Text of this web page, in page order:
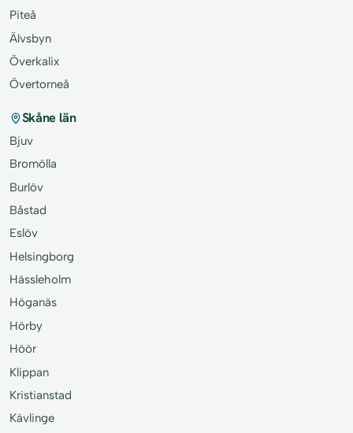
Piteå
Älvsbyn
Överkalix
Övertorneå
Skåne län
Bjuv
Bromölla
Burlöv
Båstad
Eslöv
Helsingborg
Hässleholm
Höganäs
Hörby
Höör
Klippan
Kristianstad
Kävlinge